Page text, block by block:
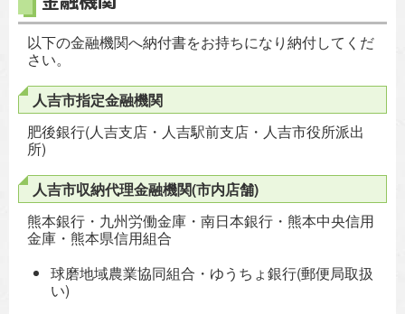
以下の金融機関へ納付書をお持ちになり納付してくだ
さい。
人吉市指定金融機関
肥後銀行(人吉支店・人吉駅前支店・人吉市役所派出
所)
人吉市収納代理金融機関(市内店舗)
熊本銀行・九州労働金庫・南日本銀行・熊本中央信用
金庫・熊本県信用組合
球磨地域農業協同組合・ゆうちょ銀行(郵便局取扱
い)